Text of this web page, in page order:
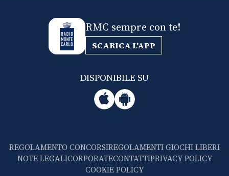
RMC sempre con te!
SCARICA L'APP
DISPONIBILE SU
REGOLAMENTO CONCORSIREGOLAMENTI GIOCHI LIBERI
NOTE LEGALICORPORATECONTATTIPRIVACY POLICY
COOKIE POLICY